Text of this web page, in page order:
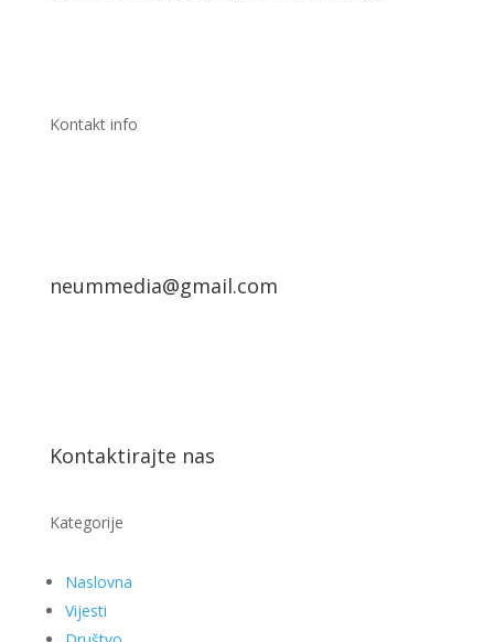
Kontakt info
neummedia@gmail.com
Kontaktirajte nas
Kategorije
Naslovna
Vijesti